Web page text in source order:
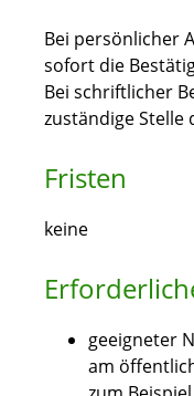
Bei persönlicher
sofort die
Bei schriftlicher
zuständige Stelle
Fristen
keine
geeigneter
am